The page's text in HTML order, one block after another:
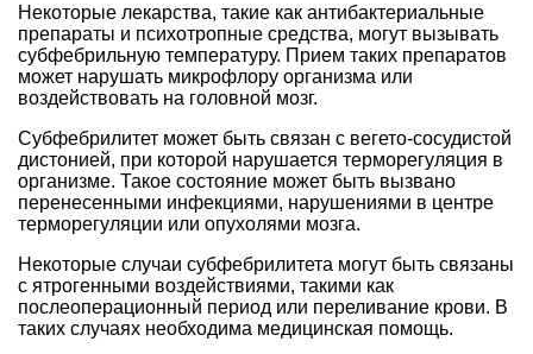
Некоторые лекарства, такие как антибактериальные
препараты и психотропные средства, могут вызывать
субфебрильную температуру. Прием таких препаратов
может нарушать микрофлору организма или
воздействовать на головной мозг.
Субфебрилитет может быть связан с вегето-сосудистой
дистонией, при которой нарушается терморегуляция в
организме. Такое состояние может быть вызвано
перенесенными инфекциями, нарушениями в центре
терморегуляции или опухолями мозга.
Некоторые случаи субфебрилитета могут быть связаны
с ятрогенными воздействиями, такими как
послеоперационный период или переливание крови. В
таких случаях необходима медицинская помощь.